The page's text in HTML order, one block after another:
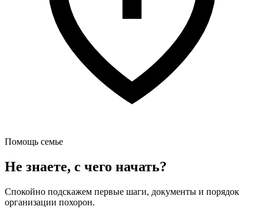
Помощь семье
Не знаете, с чего начать?
Спокойно подскажем первые шаги, документы и порядок
организации похорон.